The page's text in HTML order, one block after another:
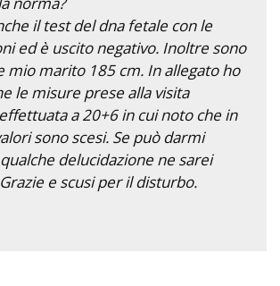
il test del dna fetale con le
ed è uscito negativo. Inoltre sono
mio marito 185 cm. In allegato ho
le misure prese alla visita
a 20+6 in cui noto che in
sono scesi. Se può darmi
delucidazione ne sarei
e scusi per il disturbo.